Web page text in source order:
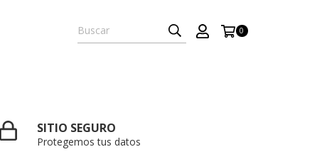
0
SITIO SEGURO
Protegemos tus datos